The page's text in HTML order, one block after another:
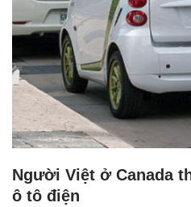
Người Việt ở Canada
ô tô điện